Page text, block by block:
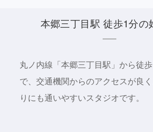
本郷三丁目駅 徒歩1分の
丸ノ内線「本郷三丁目駅」から徒
で、交通機関からのアクセスが良
りにも通いやすいスタジオです。